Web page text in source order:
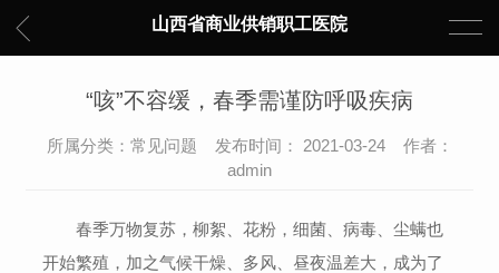
山西省商业供销职工医院
“咳”不容缓，春季需谨防呼吸疾病
所属分类：常见问题 发布时间： 2021-03-24 作者：
admin
春季万物复苏，柳絮、花粉，细菌、病毒、尘螨也
开始繁殖，加之气候干燥、多风、昼夜温差大，成为了